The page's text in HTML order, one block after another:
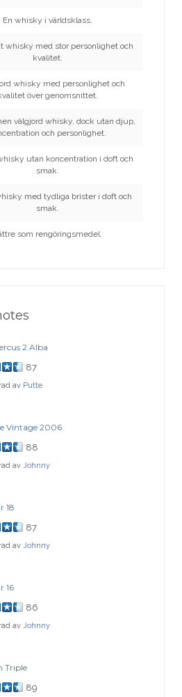
En whisky i världsklass.
whisky med stor personlighet och
kvalitet.
whisky med personlighet och
över genomsnittet.
välgjord whisky, dock utan djup,
och personlighet.
utan koncentration i doft och
smak.
med tydliga brister i doft och
smak.
som rengöringsmedel.
2 Alba
87
av Putte
Vintage 2006
88
av Johnny
18
87
av Johnny
16
86
av Johnny
Triple
89